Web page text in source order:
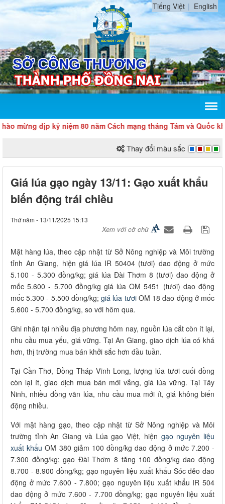
Tiếng Việt English
dịp kỷ niệm 80 năm Cách mạng tháng Tám và Quốc khánh
Thay đổi màu sắc
Giá lúa gạo ngày 13/11: Gạo xuất khẩu
biến động trái chiều
Thứ năm - 13/11/2025 15:13
Xem với cỡ chữ
Mặt hàng lúa, theo cập nhật từ Sở Nông nghiệp và Môi trường
tỉnh An Giang, hiện giá lúa IR 50404 (tươi) dao động ở mức
5.100 - 5.300 đồng/kg; giá lúa Đài Thơm 8 (tươi) dao động ở
mốc 5.600 - 5.700 đồng/kg giá lúa OM 5451 (tươi) dao động
mốc 5.300 - 5.500 đồng/kg;giá lúa tươiOM 18 dao động ở mốc
5.600 - 5.700 đồng/kg, so với hôm qua.
Ghi nhận tại nhiều địa phương hôm nay, nguồn lúa cắt còn ít lại,
nhu cầu mua yếu, giá vững. Tại An Giang, giao dịch lúa có khá
hơn, thị trường mua bán khởi sắc hơn đầu tuần.
Tại Cần Thơ, Đồng Tháp Vĩnh Long, lượng lúa tươi cuối đồng
còn lại ít, giao dịch mua bán mới vắng, giá lúa vững. Tại Tây
Ninh, nhiều đồng vãn lúa, nhu cầu mua mới ít, giá không biến
động nhiều.
Với mặt hàng gạo, theo cập nhật từ Sở Nông nghiệp và Môi
trường tỉnh An Giang và Lúa gạo Việt, hiện gạo nguyên liệu
xuất khẩu OM 380 giảm 100 đồng/kg dao động ở mức 7.200 -
7.300 đồng/kg; gạo Đài Thơm 8 tăng 100 đồng/kg dao động
8.700 - 8.900 đồng/kg; gạo nguyên liệu xuất khẩu Sóc dẻo dao
động ở mức 7.600 - 7.800; gạo nguyên liệu xuất khẩu IR 504
dao động ở mức 7.600 - 7.700 đồng/kg; gạo nguyên liệu xuất